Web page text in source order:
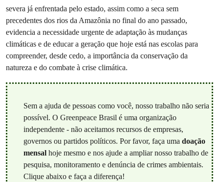
severa já enfrentada pelo estado, assim como a seca sem
precedentes dos rios da Amazônia no final do ano passado,
evidencia a necessidade urgente de adaptação às mudanças
climáticas e de educar a geração que hoje está nas escolas para
compreender, desde cedo, a importância da conservação da
natureza e do combate à crise climática.
Sem a ajuda de pessoas como você, nosso trabalho não seria
possível. O Greenpeace Brasil é uma organização
independente - não aceitamos recursos de empresas,
governos ou partidos políticos. Por favor, faça uma doação
mensalhoje mesmo e nos ajude a ampliar nosso trabalho de
pesquisa, monitoramento e denúncia de crimes ambientais.
Clique abaixo e faça a diferença!